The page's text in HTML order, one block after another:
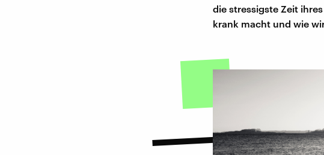
die stressigste Zeit
krank macht und wie